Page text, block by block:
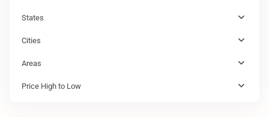
States
Cities
Areas
Price High to Low